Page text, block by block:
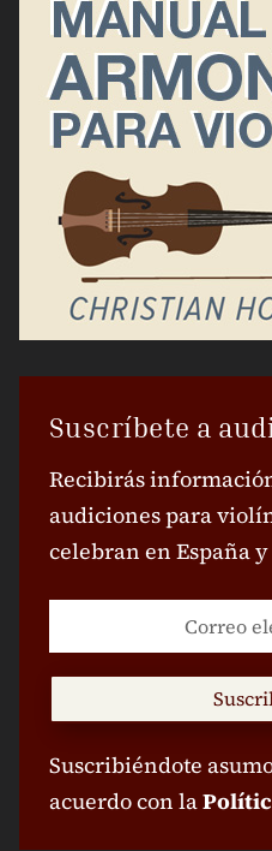
Suscríbete a
Recibirás
audiciones para
celebran en España
Suscribiéndote
acuerdo con la